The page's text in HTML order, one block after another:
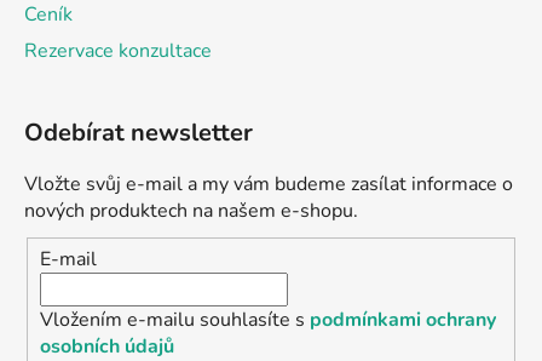
Ceník
Rezervace konzultace
Odebírat newsletter
Vložte svůj e-mail a my vám budeme zasílat informace o
nových produktech na našem e-shopu.
E-mail
Vložením e-mailu souhlasíte s podmínkami ochrany
osobních údajů